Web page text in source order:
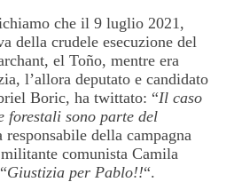
che il 9 luglio 2021,
della crudele esecuzione del
el Toño, mentre era
l’allora deputato e candidato
Boric, ha twittato: “Il caso
forestali sono parte del
responsabile della campagna
comunista Camila
Giustizia per Pablo!!“.